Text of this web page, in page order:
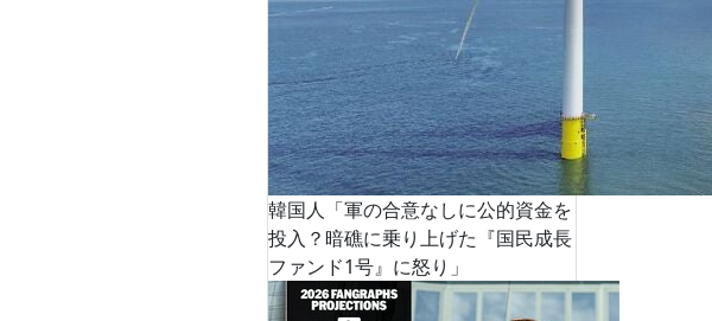
韓国人「軍の合意なしに公的資金を
投入？暗礁に乗り上げた『国民成長
ファンド1号』に怒り」